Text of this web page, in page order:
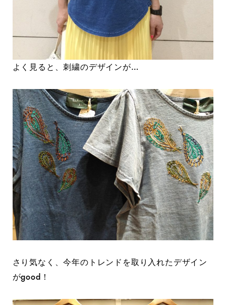
よく見ると、刺繍のデザインが…
さり気なく、今年のトレンドを取り入れたデザイン
がgood！